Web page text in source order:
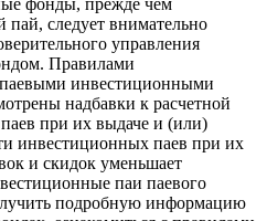
следует внимательно
управления
Правилами
паевыми инвестиционными
надбавки к расчетной
при их выдаче и (или)
инвестиционных паев при их
и скидок уменьшает
паи паевого
подробную информацию